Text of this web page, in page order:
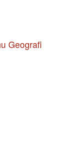
Geografi